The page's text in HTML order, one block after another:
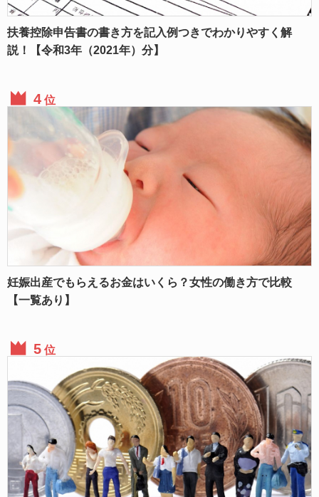
扶養控除申告書の書き方を記入例つきでわかりやすく解
説！【令和3年（2021年）分】
位
妊娠出産でもらえるお金はいくら？女性の働き方で比較
【一覧あり】
位